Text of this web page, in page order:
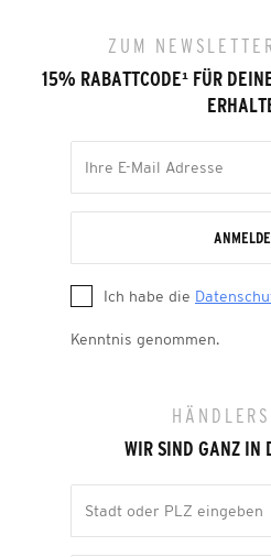
ZUM
15% RABATTCODE¹ FÜR
Ich habe die
Kenntnis genommen.
WIR SIND GANZ IN